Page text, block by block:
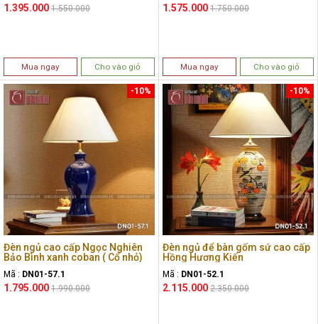
1.395.000 1.550.000
Mua ngay Cho vào giỏ
1.575.000 1.750.000
Mua ngay Cho vào giỏ
Đèn ngủ cao cấp Ngọc Nghiên
Bảo Bình xanh coban ( Cổ nhỏ)
Mã : DN01-57.1
1.795.000
-10%
1.990.000
Đèn ngủ để bàn gốm sứ cao cấp
Hồng Hương Kiến
Mã : DN01-52.1
2.115.000
-10%
2.350.000